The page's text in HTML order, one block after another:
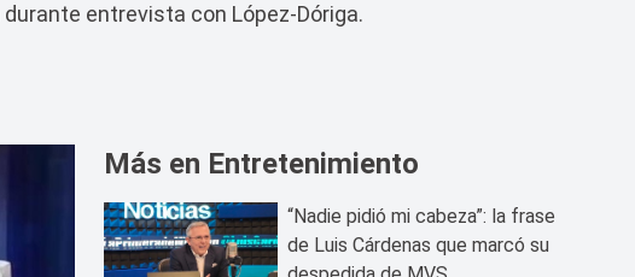
entrevista con López-Dóriga.
Más en Entretenimiento
“Nadie pidió mi cabeza”: la frase
de Luis Cárdenas que marcó su